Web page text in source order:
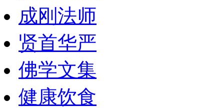
成刚法师
贤首华严
佛学文集
健康饮食